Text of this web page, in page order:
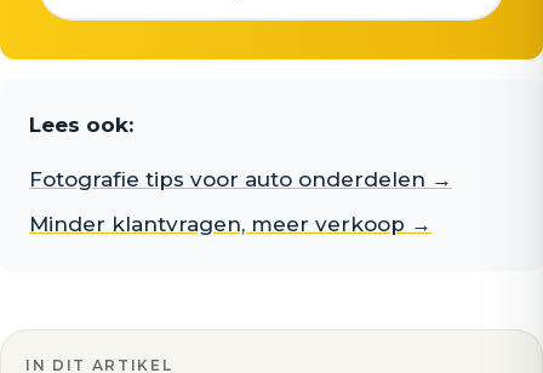
IN DIT ARTIKEL
Lees ook:
Fotografie tips voor auto onderdelen →
Minder klantvragen, meer verkoop →